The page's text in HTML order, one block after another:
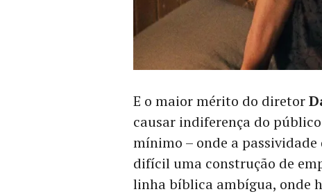
E o maior mérito do diretor
causar indiferença do
mínimo – onde a
difícil uma construção de
linha bíblica ambígua, onde